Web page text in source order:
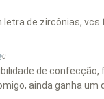
de zircônias, vcs
0
de
ainda ganha